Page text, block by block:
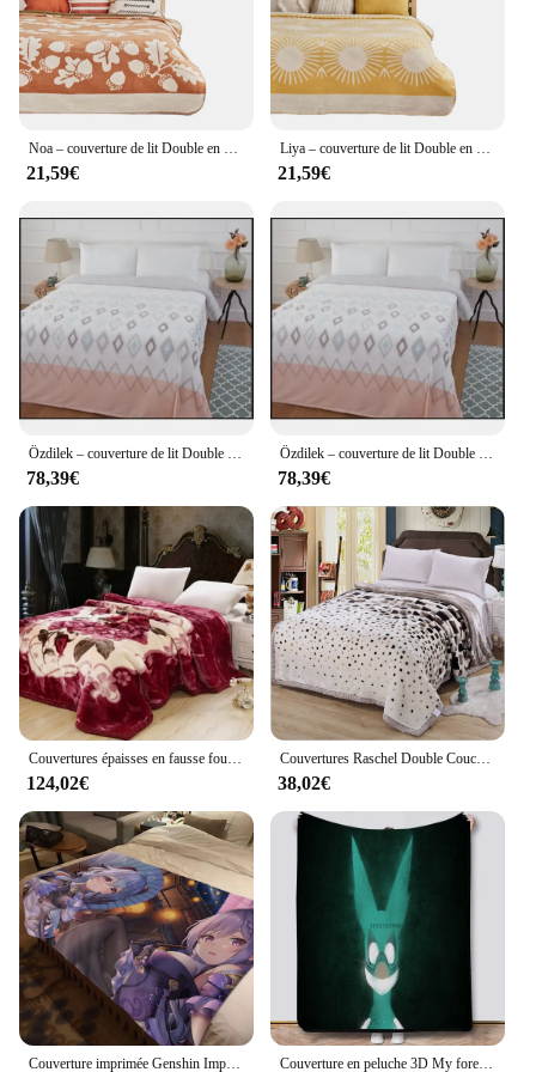
21,59€ 21,59€
78,39€ 78,39€
124,02€
Couvertures Raschel Double Couche pour Lits, Jeté en Fausse Fourrure de Vison, Doux et Chaud, Épais, Moelleux, Microcarence, Peluche, Lestée, 150x200cm
38,02€
Couverture en peluche 3D My foreAcademia, dessin animé, douce, pour salon, chambre à coucher, lit, canapé, pique-nique, 180x220